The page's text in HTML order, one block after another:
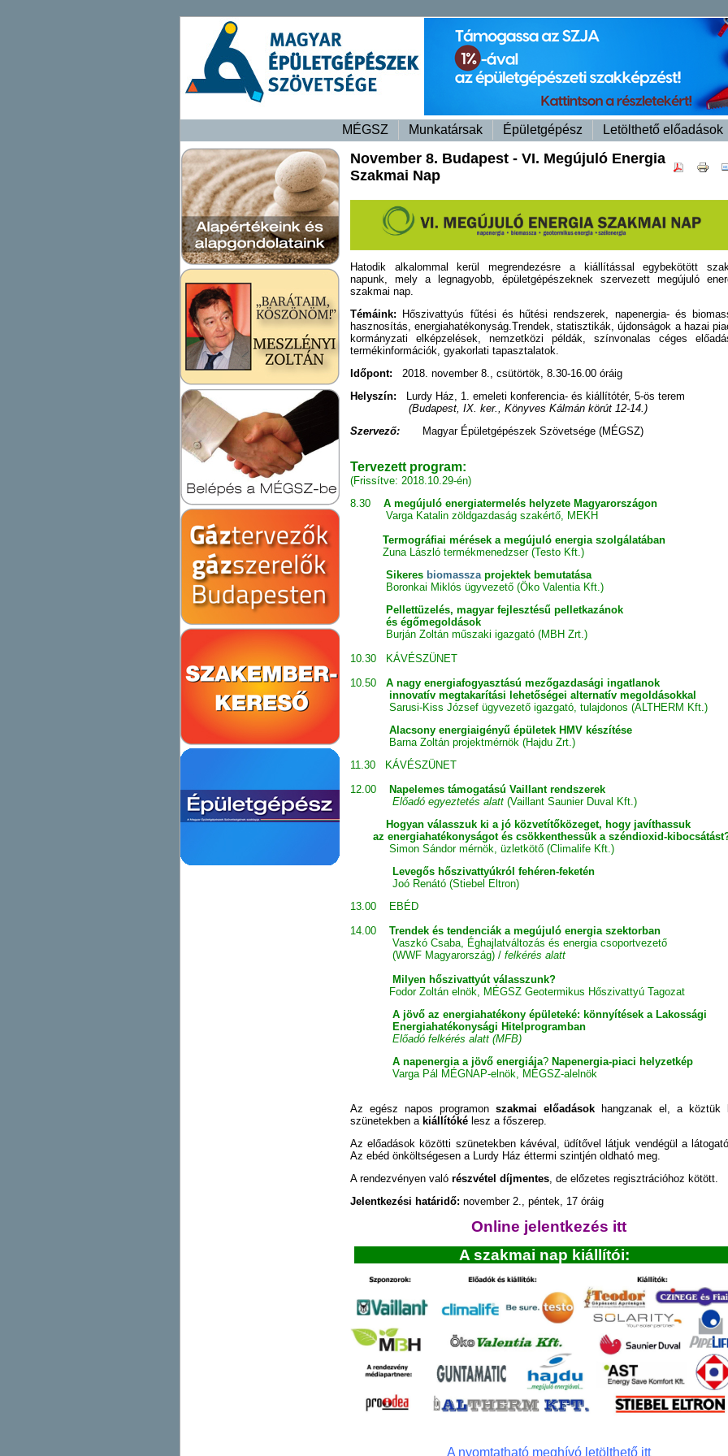
MÉGSZ Munkatársak Épületgépész Letölthető előadások
November 8. Budapest - VI. Megújuló Energia
Szakmai Nap
Hatodik alkalommal kerül megrendezésre a kiállítással egybekötött
napunk, mely a legnagyobb, épületgépészeknek szervezett megújuló
szakmai nap.
Témáink:
Hőszivattyús fűtési és hűtési rendszerek, napenergia- és
hasznosítás, energiahatékonyság.Trendek, statisztikák, újdonságok a hazai
kormányzati elképzelések, nemzetközi példák, színvonalas céges
termékinformációk, gyakorlati tapasztalatok.
Időpont: 2018. november 8., csütörtök, 8.30-16.00 óráig
Helyszín: Lurdy Ház, 1. emeleti konferencia- és kiállítótér, 5-ös terem
(Budapest, IX. ker., Könyves Kálmán körút 12-14.)
Szervező:
Magyar Épületgépészek Szövetsége (MÉGSZ)
Tervezett program:
(Frissítve: 2018.10.29-én)
8.30 A megújuló energiatermelés helyzete Magyarországon
Varga Katalin zöldgazdaság szakértő, MEKH
Termográfiai mérések a megújuló energia szolgálatában
Zuna László termékmenedzser (Testo Kft.)
Sikeres biomasszaprojektek bemutatása
Boronkai Miklós ügyvezető (Öko Valentia Kft.)
Pellettüzelés, magyar fejlesztésű pelletkazánok
és égőmegoldások
Burján Zoltán műszaki igazgató (MBH Zrt.)
10.30 KÁVÉSZÜNET
10.50
A nagy energiafogyasztású mezőgazdasági ingatlanok
innovatív megtakarítási lehetőségei alternatív megoldásokkal
Sarusi-Kiss József ügyvezető igazgató, tulajdonos (ALTHERM Kft.)
Alacsony energiaigényű épületek HMV készítése
Barna Zoltán projektmérnök (Hajdu Zrt.)
11.30 KÁVÉSZÜNET
12.00 Napelemes támogatású Vaillant rendszerek
Előadó egyeztetés alatt (Vaillant Saunier Duval Kft.)
Hogyan válasszuk ki a jó közvetítőközeget, hogy javíthassuk
az energiahatékonyságot és csökkenthessük a széndioxid-
Simon Sándor mérnök, üzletkötő (Climalife Kft.)
Levegős hőszivattyúkról fehéren-feketén
Joó Renátó (Stiebel Eltron)
13.00 EBÉD
14.00
Trendek és tendenciák a megújuló energia szektorban
Vaszkó Csaba, Éghajlatváltozás és energia csoportvezető
(WWF Magyarország) / felkérés alatt
Milyen hőszivattyút válasszunk?
Fodor Zoltán elnök, MÉGSZ Geotermikus Hőszivattyú Tagozat
A jövő az energiahatékony épületeké: könnyítések a Lakossági
Energiahatékonysági Hitelprogramban
Előadó felkérés alatt (MFB)
A napenergia a jövő energiája? Napenergia-piaci helyzetkép
Varga Pál MÉGNAP-elnök, MÉGSZ-alelnök
Az egész napos programon szakmai előadások hangzanak el, a köztük
szünetekben a kiállítóké lesz a főszerep.
Az előadások közötti szünetekben kávéval, üdítővel látjuk vendégül a
Az ebéd önköltségesen a Lurdy Ház éttermi szintjén oldható meg.
A rendezvényen való részvétel díjmentes, de előzetes regisztrációhoz kötött.
Jelentkezési határidő: november 2., péntek, 17 óráig
Online jelentkezés itt
A szakmai nap
A nyomtatható meghívó letölthető itt